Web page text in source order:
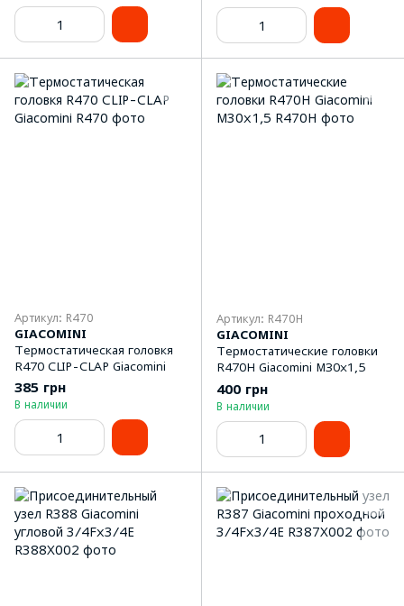
Артикул: R470
GIACOMINI
Термостатическая головкя
R470 CLIP-CLAP Giacomini
385 грн
В наличии
Артикул: R470H
GIACOMINI
Термостатические головки
R470H Giacomini М30х1,5
400 грн
В наличии